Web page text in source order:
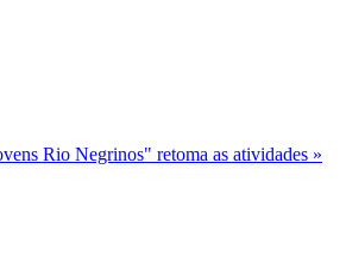
Rio Negrinos" retoma as atividades »